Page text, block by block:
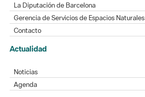
La Diputación de Barcelona
Gerencia de Servicios de Espacios Naturales
Contacto
Actualidad
Noticias
Agenda